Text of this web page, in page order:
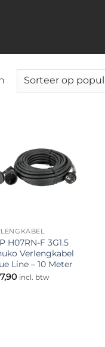
Gesorteerd
Toevoegen
aan
verlanglijst
H07RN-F 3G1.5
Verlengkabel
Line – 10 Meter
incl. btw